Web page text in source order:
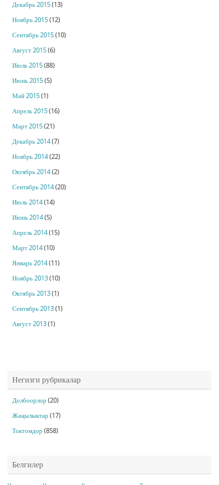
Декабрь 2015(13)
Ноябрь 2015(12)
Сентябрь 2015(10)
Август 2015(6)
Июль 2015(88)
Июнь 2015(5)
Май 2015(1)
Апрель 2015(16)
Март 2015(21)
Декабрь 2014(7)
Ноябрь 2014(22)
Октябрь 2014(2)
Сентябрь 2014(20)
Июль 2014(14)
Июнь 2014(5)
Апрель 2014(15)
Март 2014(10)
Январь 2014(11)
Ноябрь 2013(10)
Октябрь 2013(1)
Сентябрь 2013(1)
Август 2013(1)
Негизги рубрикалар
Долбоорлор (20)
Жаңылыктар (17)
Токтомдор (858)
Белгилер